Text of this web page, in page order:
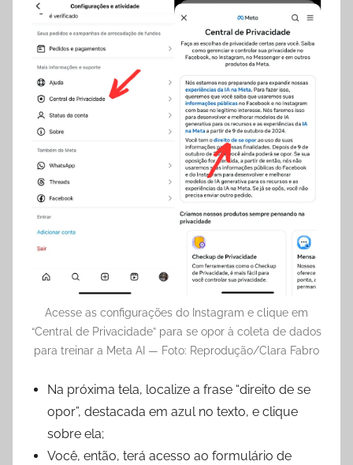
Acesse as configurações do Instagram e clique em
“Central de Privacidade” para se opor à coleta de dados
para treinar a Meta AI — Foto: Reprodução/Clara Fabro
Na próxima tela, localize a frase “direito de se
opor”, destacada em azul no texto, e clique
sobre ela;
Você, então, terá acesso ao formulário de